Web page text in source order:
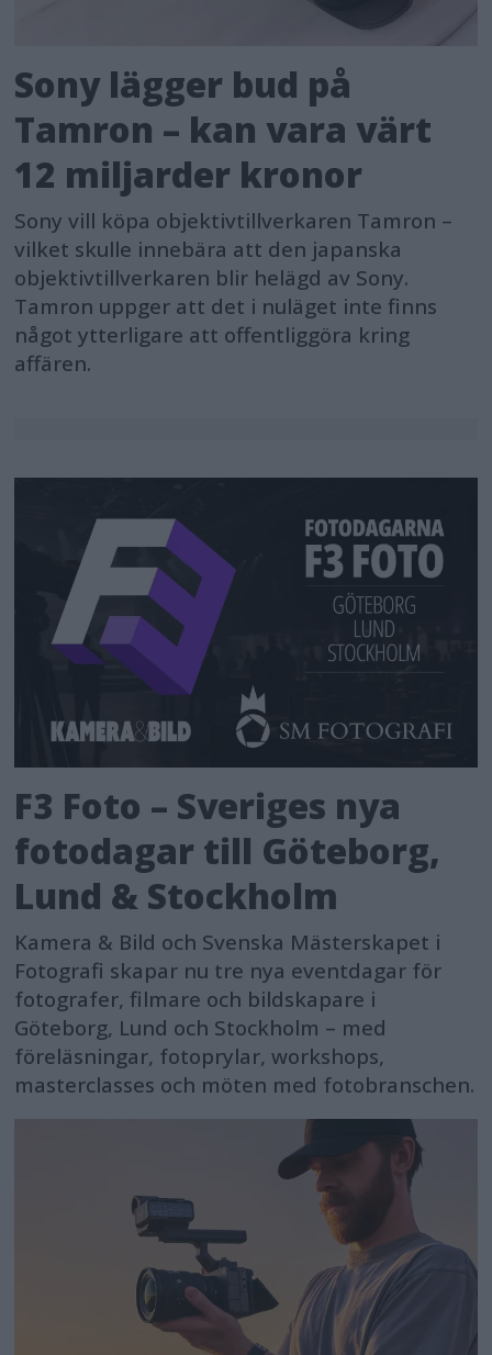
Sony lägger bud på
Tamron – kan vara värt
12 miljarder kronor
Sony vill köpa objektivtillverkaren Tamron –
vilket skulle innebära att den japanska
objektivtillverkaren blir helägd av Sony.
Tamron uppger att det i nuläget inte finns
något ytterligare att offentliggöra kring
affären.
F3 Foto – Sveriges nya
fotodagar till Göteborg,
Lund & Stockholm
Kamera & Bild och Svenska Mästerskapet i
Fotografi skapar nu tre nya eventdagar för
fotografer, filmare och bildskapare i
Göteborg, Lund och Stockholm – med
föreläsningar, fotoprylar, workshops,
masterclasses och möten med fotobranschen.